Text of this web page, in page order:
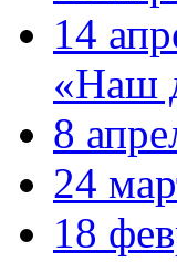
14
«Наш
8
24
18